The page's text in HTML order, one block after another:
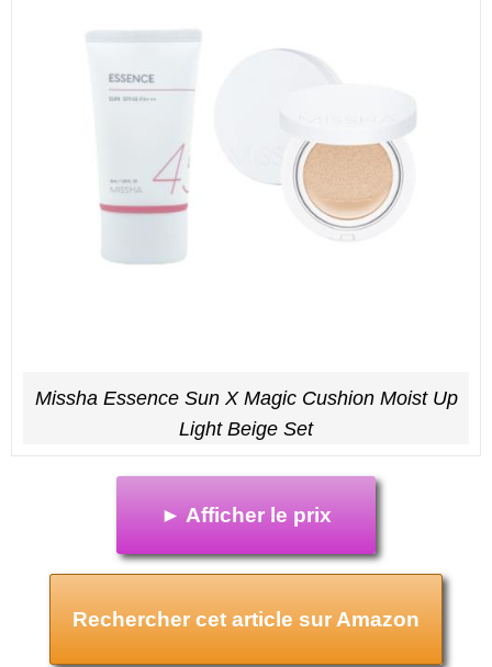
Missha Essence Sun X Magic Cushion Moist Up
Light Beige Set
► Afficher le prix
Rechercher cet article sur Amazon